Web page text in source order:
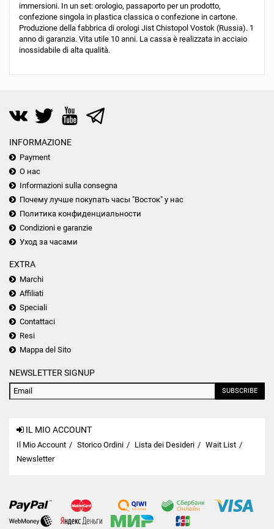
immersioni. In un set: orologio, passaporto per un prodotto,
confezione singola in plastica classica o confezione in cartone.
Produzione della fabbrica di orologi Jist Chistopol Vostok (Russia). 1
anno di garanzia. Vita utile 10 anni. La cassa è realizzata in acciaio
inossidabile di alta qualità.
INFORMAZIONE
Payment
О нас
Informazioni sulla consegna
Почему лучше покупать часы "Восток" у нас
Политика конфиденциальности
Condizioni e garanzie
Уход за часами
EXTRA
Marchi
Affiliati
Speciali
Contattaci
Resi
Mappa del Sito
NEWSLETTER SIGNUP
SUBSCRIBE
IL MIO ACCOUNT
Il Mio Account Storico Ordini Lista dei Desideri
Wait List
Newsletter